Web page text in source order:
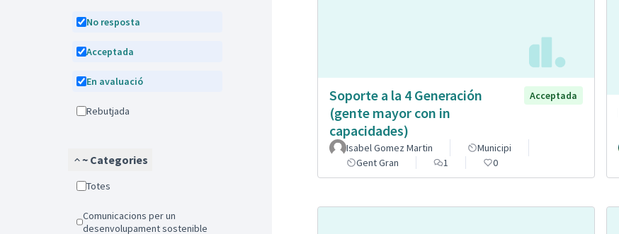
No resposta
Acceptada
En avaluació
Rebutjada
~ Categories
Totes
Comunicacions per un
desenvolupament sostenible
Soporte a la 4 Generación
(gente mayor con in
capacidades)
Acceptada
Isabel Gomez Martin
Municipi
Gent Gran
1 0